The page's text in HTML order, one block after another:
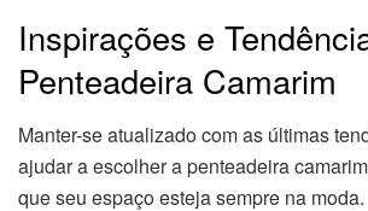
Inspirações e
Penteadeira Camarim
Manter-se atualizado com as últimas
ajudar a escolher a penteadeira
que seu espaço esteja sempre na moda.